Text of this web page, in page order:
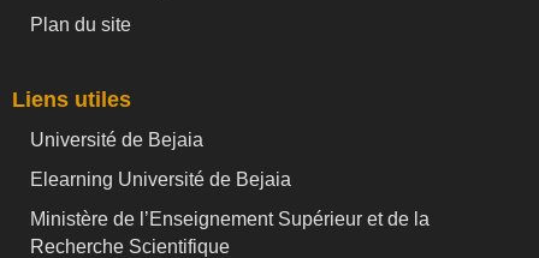
Plan du site
Liens utiles
Université de Bejaia
Elearning Université de Bejaia
Ministère de l’Enseignement Supérieur et de la
Recherche Scientifique